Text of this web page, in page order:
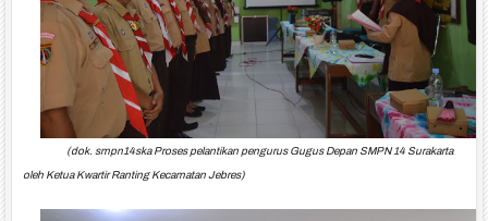
(dok. smpn14ska Proses pelantikan pengurus Gugus Depan SMPN 14 Surakarta
oleh Ketua Kwartir Ranting Kecamatan Jebres)